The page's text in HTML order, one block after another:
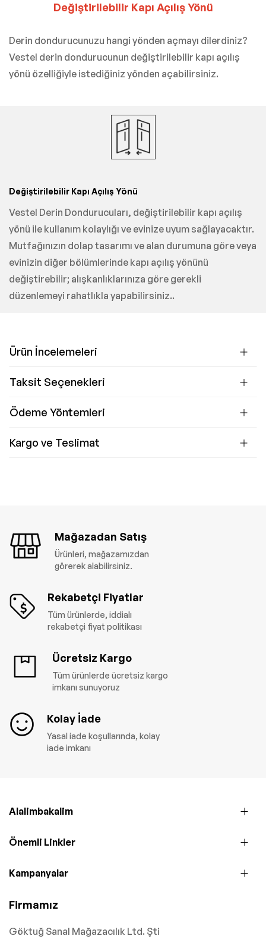
Değiştirilebilir Kapı Açılış Yönü
Derin dondurucunuzu hangi yönden açmayı dilerdiniz?
Vestel derin dondurucunun değiştirilebilir kapı açılış
yönü özelliğiyle istediğiniz yönden açabilirsiniz.
Değiştirilebilir Kapı Açılış Yönü
Vestel Derin Dondurucuları, değiştirilebilir kapı açılış
yönü ile kullanım kolaylığı ve evinize uyum sağlayacaktır.
Mutfağınızın dolap tasarımı ve alan durumuna göre veya
evinizin diğer bölümlerinde kapı açılış yönünü
değiştirebilir; alışkanlıklarınıza göre gerekli
düzenlemeyi rahatlıkla yapabilirsiniz..
Ürün İncelemeleri
Taksit Seçenekleri
Ödeme Yöntemleri
Kargo ve Teslimat
Mağazadan Satış
Ürünleri, mağazamızdan
görerek alabilirsiniz.
Rekabetçi Fiyatlar
Tüm ürünlerde, iddialı
rekabetçi fiyat politikası
Ücretsiz Kargo
Tüm ürünlerde ücretsiz kargo
imkanı sunuyoruz
Kolay İade
Yasal iade koşullarında, kolay
iade imkanı
Alalimbakalim
Önemli Linkler
Kampanyalar
Firmamız
Göktuğ Sanal Mağazacılık Ltd. Şti